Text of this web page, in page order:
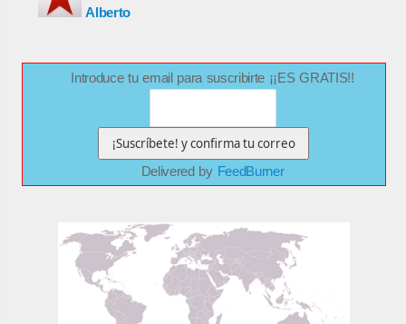
Alberto
Introduce tu email para suscribirte ¡¡ES GRATIS!!
Delivered by FeedBurner